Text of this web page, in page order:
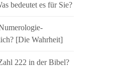
bedeutet es für Sie?
[Die Wahrheit]
222 in der Bibel?